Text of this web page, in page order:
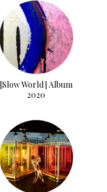
[Slow World] Album
2020